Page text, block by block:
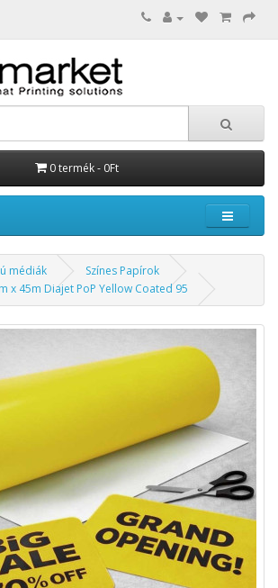
0 termék - 0Ft
médiák
Színes Papírok
x 45m Diajet PoP Yellow Coated 95